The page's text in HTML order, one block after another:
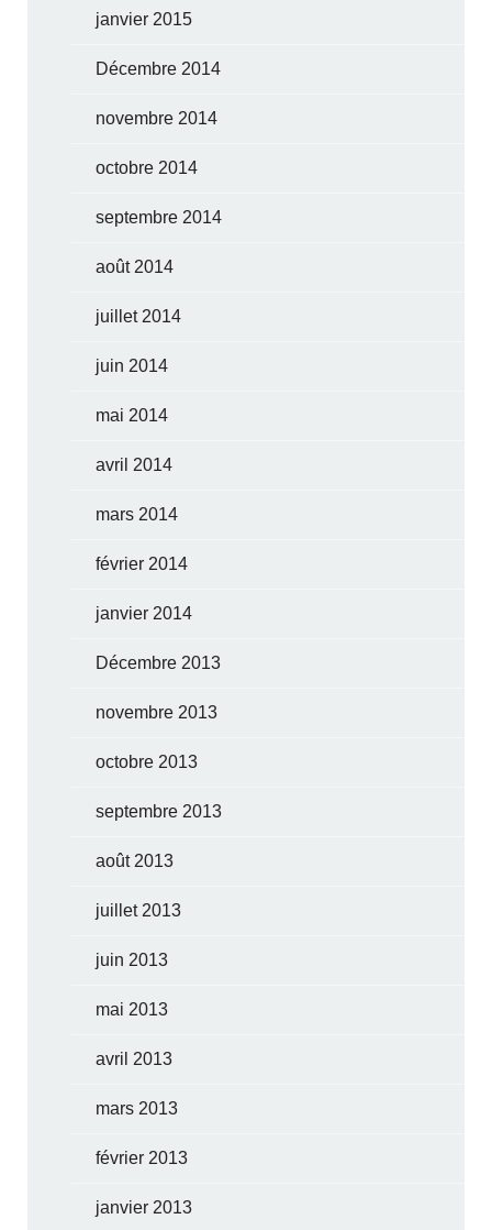
janvier 2015
Décembre 2014
novembre 2014
octobre 2014
septembre 2014
août 2014
juillet 2014
juin 2014
mai 2014
avril 2014
mars 2014
février 2014
janvier 2014
Décembre 2013
novembre 2013
octobre 2013
septembre 2013
août 2013
juillet 2013
juin 2013
mai 2013
avril 2013
mars 2013
février 2013
janvier 2013